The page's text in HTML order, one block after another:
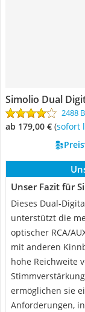
Simolio Dual
2488
ab 179,00 € (
Unser Fazit für
Dieses Dual-
unterstützt die
optischer RCA/
mit anderen
hohe Reichweite
ermöglichen sie
Anforderungen,